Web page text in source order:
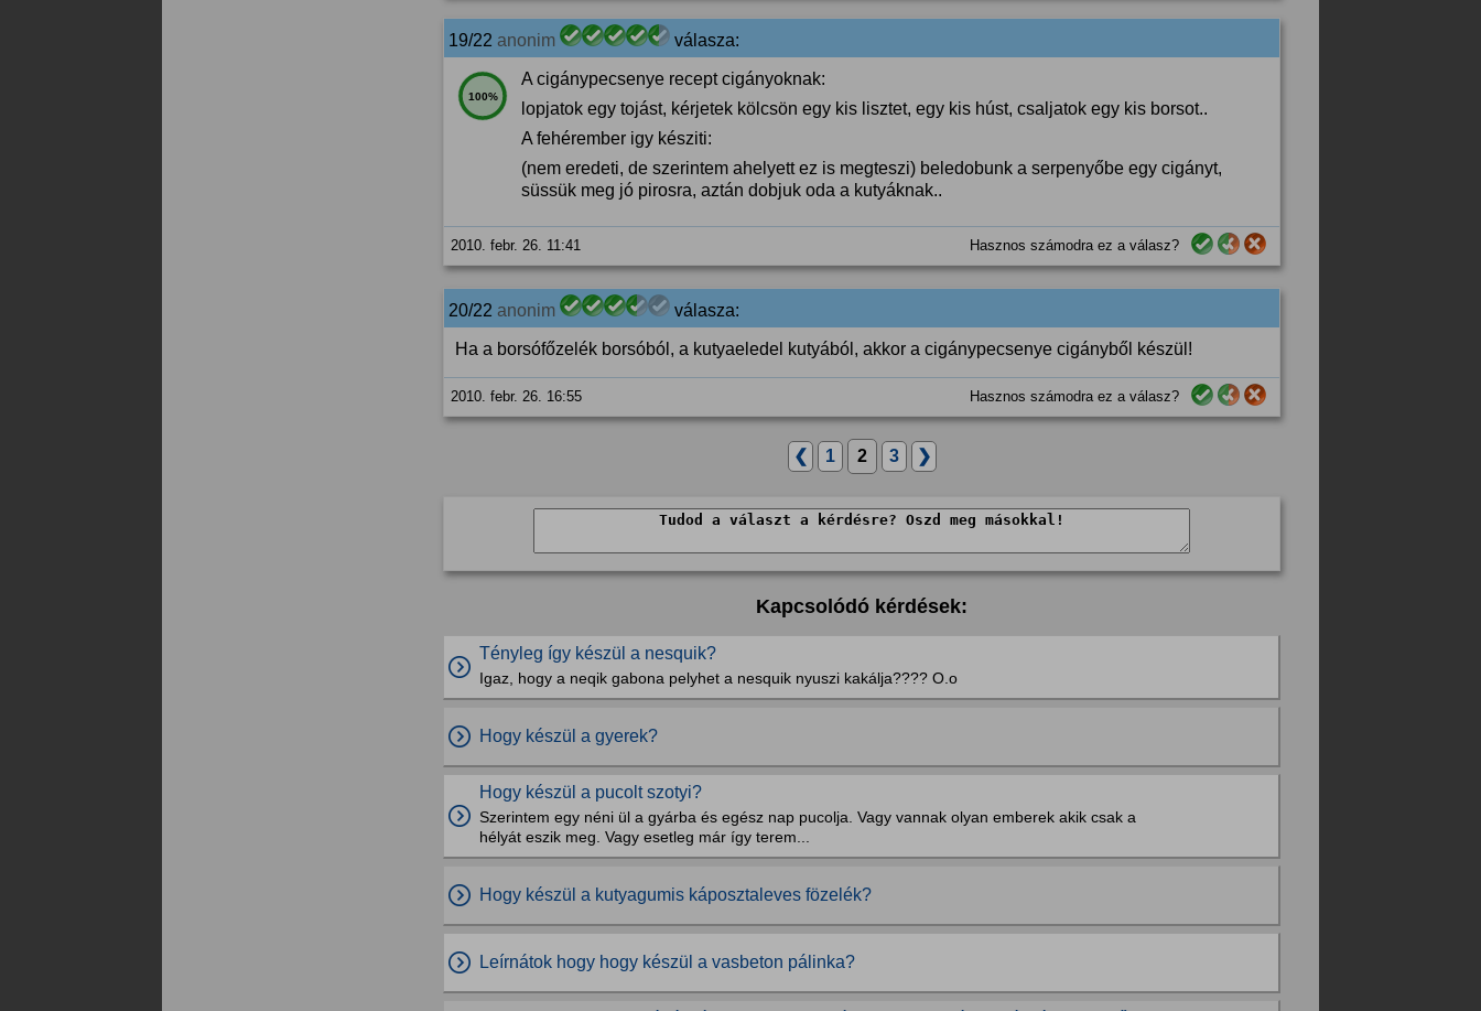
19/22 anonim válasza:
100%
A cigánypecsenye recept cigányoknak:
lopjatok egy tojást, kérjetek kölcsön egy kis lisztet, egy kis húst, csaljatok egy kis borsot..
A fehérember igy késziti:
(nem eredeti, de szerintem ahelyett ez is megteszi) beledobunk a serpenyőbe egy cigányt,
süssük meg jó pirosra, aztán dobjuk oda a kutyáknak..
2010. febr. 26. 11:41 Hasznos számodra ez a válasz?
20/22 anonim válasza:
Ha a borsófőzelék borsóból, a kutyaeledel kutyából, akkor a cigánypecsenye cigányből készül!
2010. febr. 26. 16:55 Hasznos számodra ez a válasz?
❮ 1 2 3 ❯
Kapcsolódó kérdések:
Tényleg így készül a nesquik?
Igaz, hogy a neqik gabona pelyhet a nesquik nyuszi kakálja???? O.o
Hogy készül a gyerek?
Hogy készül a pucolt szotyi?
Szerintem egy néni ül a gyárba és egész nap pucolja. Vagy vannak olyan emberek akik csak a
hélyát eszik meg. Vagy esetleg már így terem...
Hogy készül a kutyagumis káposztaleves fözelék?
Leírnátok hogy hogy készül a vasbeton pálinka?